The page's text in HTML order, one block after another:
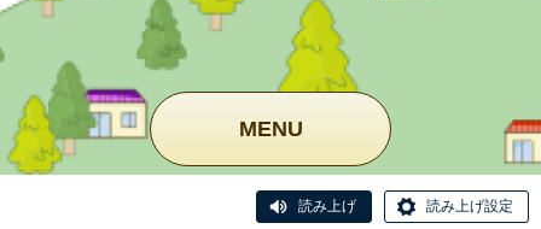
MENU
読み上げ 読み上げ設定